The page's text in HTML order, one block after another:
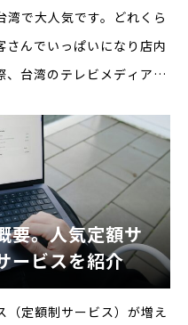
で大人気です。どれくら
さんでいっぱいになり店内
台湾のテレビメディアや
要。人気定額サ
ービスを紹介
（定額制サービス）が増え